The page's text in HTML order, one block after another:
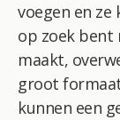
voegen en ze
op zoek bent
maakt,
groot
kunnen een